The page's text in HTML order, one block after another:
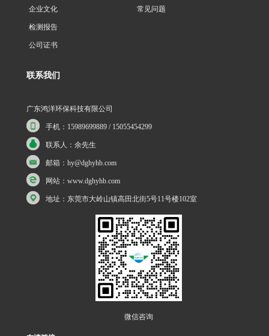
企业文化
检测报告
公司证书
常见问题
联系我们
广东鸿洋环保科技有限公司
手机：15989699889 / 15055454299
联系人：余先生
邮箱：hy@dghyhb.com
网站：www.dghyhb.com
地址：东莞市大岭山镇高田北街5号11号楼102室
微信咨询